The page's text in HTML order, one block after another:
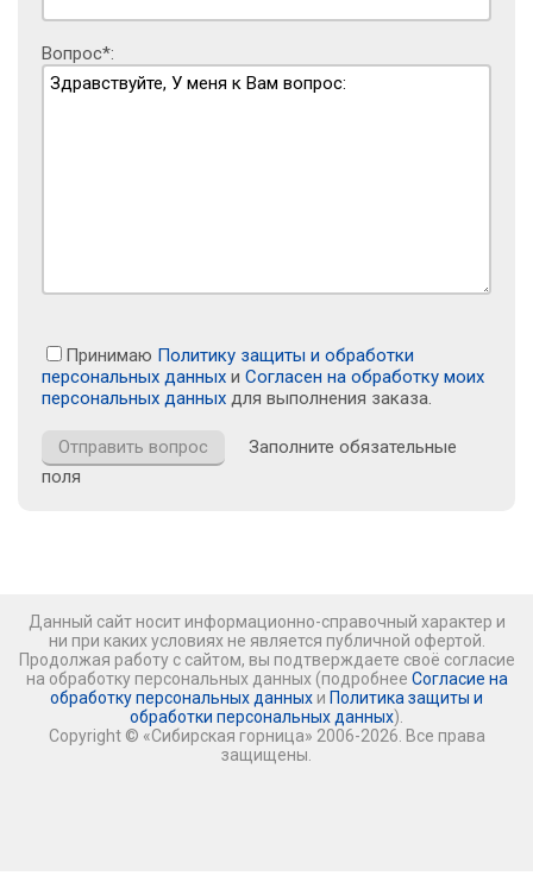
Вопрос*:
Принимаю Политику защиты и обработки
персональных данных и Согласен на обработку моих
персональных данных для выполнения заказа.
Заполните обязательные
поля
Данный сайт носит информационно-справочный характер и
ни при каких условиях не является публичной офертой.
Продолжая работу с сайтом, вы подтверждаете своё согласие
на обработку персональных данных (подробнее Согласие на
обработку персональных данных и Политика защиты и
обработки персональных данных).
Copyright © «Сибирская горница» 2006-2026. Все права
защищены.